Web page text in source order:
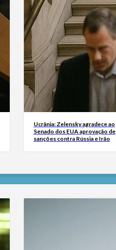
Ucrânia: Zelensky agradece ao
Senado dos EUA aprovação de
sanções contra Rússia e Irão